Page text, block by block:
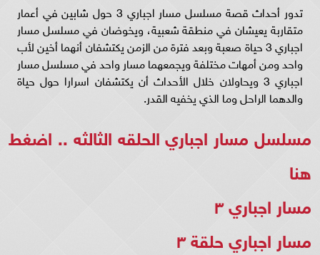
تدور أحداث قصة مسلسل مسار اجباري 3 حول شابين في أعمار
متقاربة يعيشان في منطقة شعبية، ويخوضان في مسلسل مسار
اجباري 3 حياة صعبة وبعد فترة من الزمن يكتشفان أنهما أخين لأب
واحد ومن أمهات مختلفة ويجمعهما مسار واحد في مسلسل مسار
اجباري 3 ويحاولان خلال الأحداث أن يكتشفان اسرارا حول حياة
والدهما الراحل وما الذي يخفيه القدر.
مسلسل مسار اجباري الحلقه الثالثه .. اضغط
هنا
مسار اجباري ٣
مسار اجباري حلقة ٣